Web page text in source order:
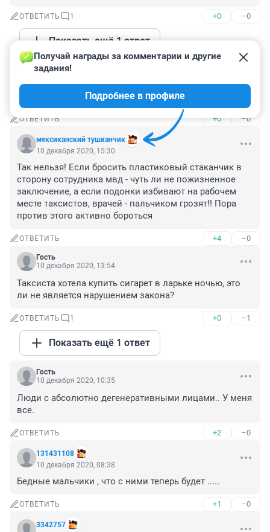
ОТВЕТИТЬ 1 +0 –0
Показать ещё 1 ответ
Гость
Малолетки получат по 3 года, 5-7 получит старший
ОТВЕТИТЬ +0 –0
мексиканский тушканчик
Получай награды за комментарии и другие
задания!
Подробнее в профиле
10 декабря 2020, 15:30
Так нельзя! Если бросить пластиковый стаканчик в
сторону сотрудника мвд - чуть ли не пожизненное
заключение, а если подонки избивают на рабочем
месте таксистов, врачей - пальчиком грозят!! Пора
против этого активно бороться
ОТВЕТИТЬ +4 –0
Гость
10 декабря 2020, 13:54
Таксиста хотела купить сигарет в ларьке ночью, это
ли не является нарушением закона?
ОТВЕТИТЬ 1 +0 –1
Показать ещё 1 ответ
Гость
10 декабря 2020, 10:35
Люди с абсолютно дегенеративными лицами.. У меня
все.
ОТВЕТИТЬ +2 –0
131431108
10 декабря 2020, 08:38
Бедные мальчики , что с ними теперь будет .....
ОТВЕТИТЬ +1 –0
3342757